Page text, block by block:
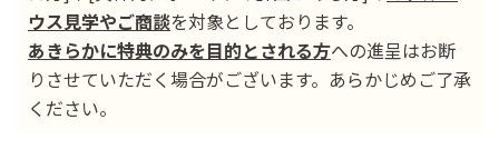
ウス見学やご商談を対象としております。
あきらかに特典のみを目的とされる方への進呈はお断
りさせていただく場合がございます。あらかじめご了承
ください。